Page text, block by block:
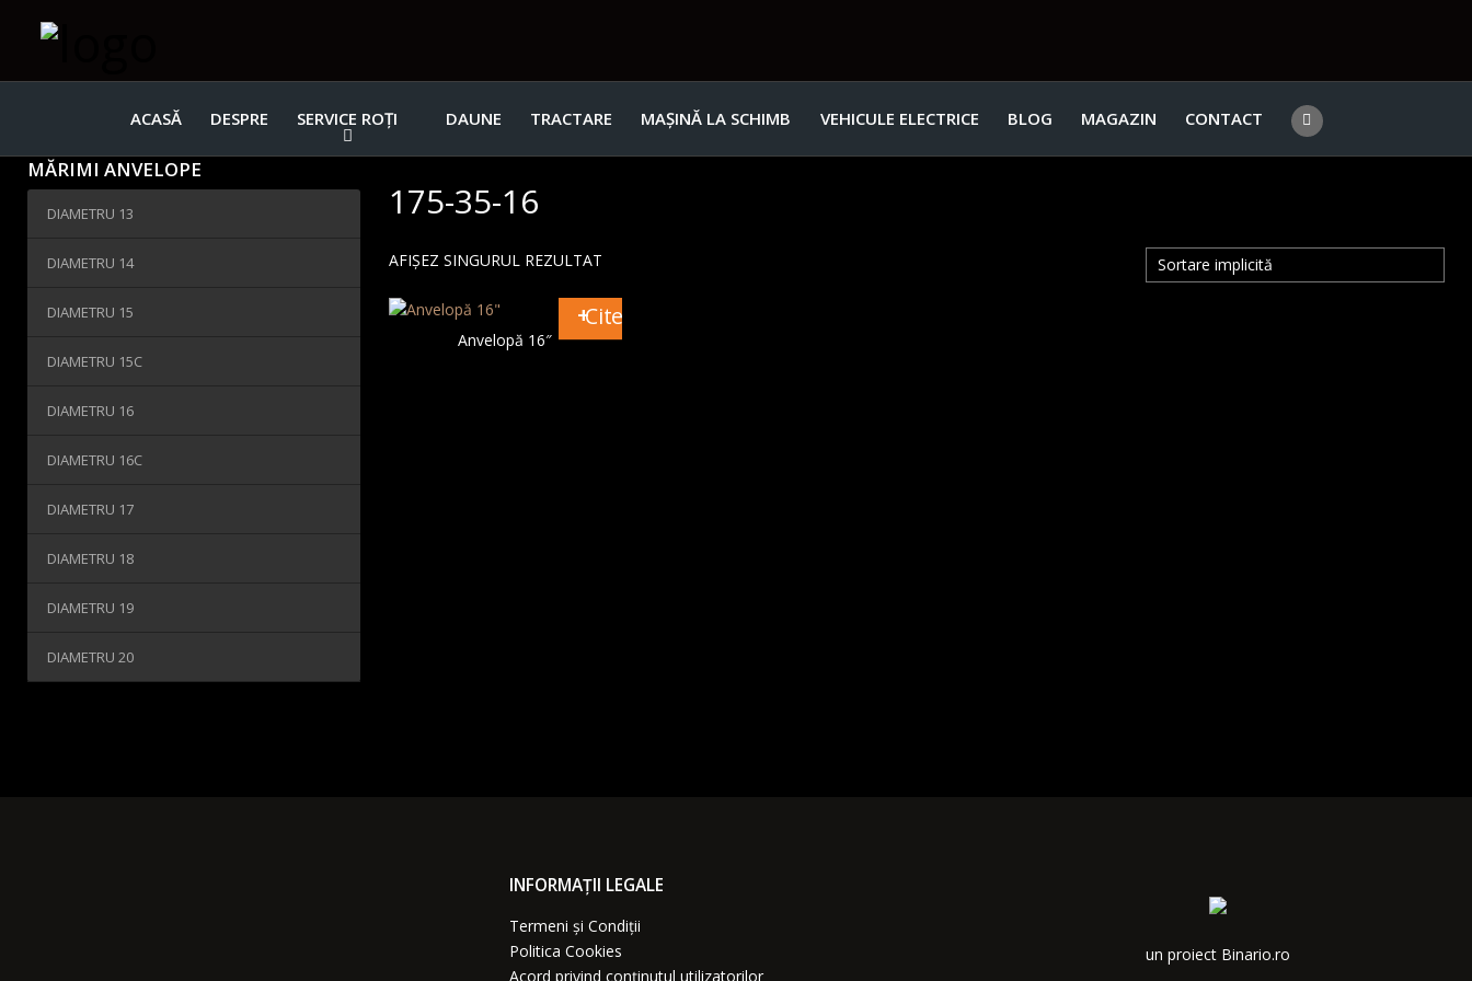
ACASĂ DESPRE SERVICE ROȚI DAUNE TRACTARE MAȘINĂ LA SCHIMB VEHICULE ELECTRICE BLOG MAGAZIN CONTACT
MĂRIMI ANVELOPE
DIAMETRU 13
DIAMETRU 14
DIAMETRU 15
DIAMETRU 15C
DIAMETRU 16
DIAMETRU 16C
DIAMETRU 17
DIAMETRU 18
DIAMETRU 19
DIAMETRU 20
175-35-16
AFIȘEZ SINGURUL REZULTAT
Anvelopă 16″
Citește mai mult
INFORMAȚII LEGALE
Termeni și Condiții
Politica Cookies
Acord privind conținutul utilizatorilor
un proiect Binario.ro